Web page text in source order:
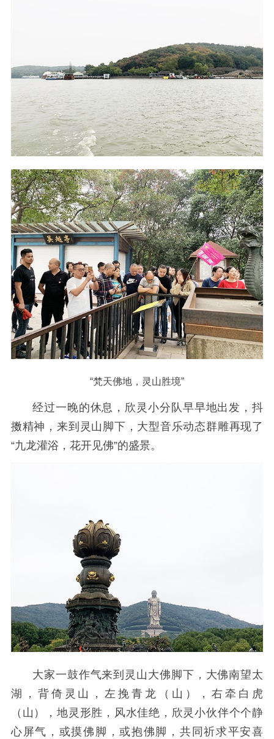
“梵天佛地，灵山胜境”
经过一晚的休息，欣灵小分队早早地出发，抖
擞精神，来到灵山脚下，大型音乐动态群雕再现了
“九龙灌浴，花开见佛”的盛景。
大家一鼓作气来到灵山大佛脚下，大佛南望太
湖，背倚灵山，左挽青龙（山），右牵白虎
（山），地灵形胜，风水佳绝，欣灵小伙伴个个静
心屏气，或摸佛脚，或抱佛脚，共同祈求平安喜